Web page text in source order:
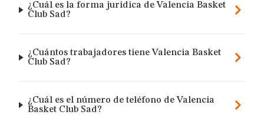
¿Cuál es la forma jurídica de Valencia Basket
Club Sad?
¿Cuántos trabajadores tiene Valencia Basket
Club Sad?
¿Cuál es el número de teléfono de Valencia
Basket Club Sad?